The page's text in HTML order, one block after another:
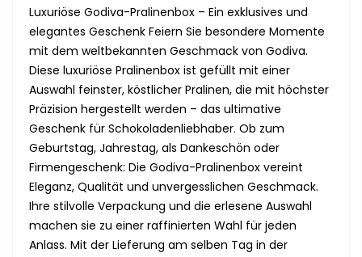
Luxuriöse Godiva-Pralinenbox – Ein exklusives und
elegantes Geschenk Feiern Sie besondere Momente
mit dem weltbekannten Geschmack von Godiva.
Diese luxuriöse Pralinenbox ist gefüllt mit einer
Auswahl feinster, köstlicher Pralinen, die mit höchster
Präzision hergestellt werden – das ultimative
Geschenk für Schokoladenliebhaber. Ob zum
Geburtstag, Jahrestag, als Dankeschön oder
Firmengeschenk: Die Godiva-Pralinenbox vereint
Eleganz, Qualität und unvergesslichen Geschmack.
Ihre stilvolle Verpackung und die erlesene Auswahl
machen sie zu einer raffinierten Wahl für jeden
Anlass. Mit der Lieferung am selben Tag in der